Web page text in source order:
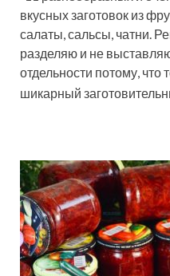
вкусных заготовок из
салаты, сальсы, чатни.
разделяю и не
отдельности потому, что
шикарный